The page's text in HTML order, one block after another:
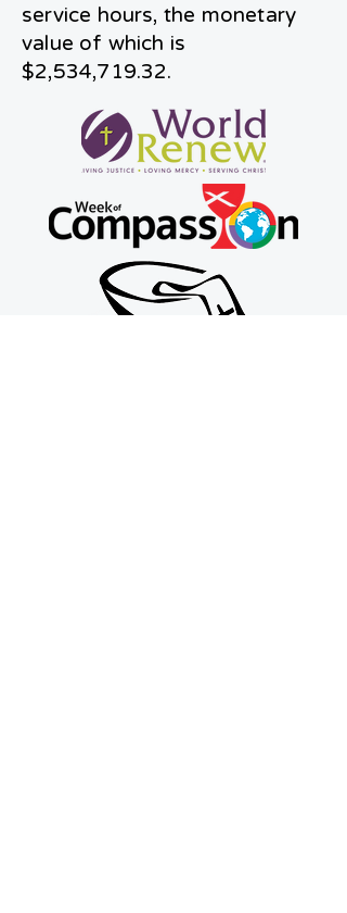
service hours, the monetary
value of which is
$2,534,719.32.